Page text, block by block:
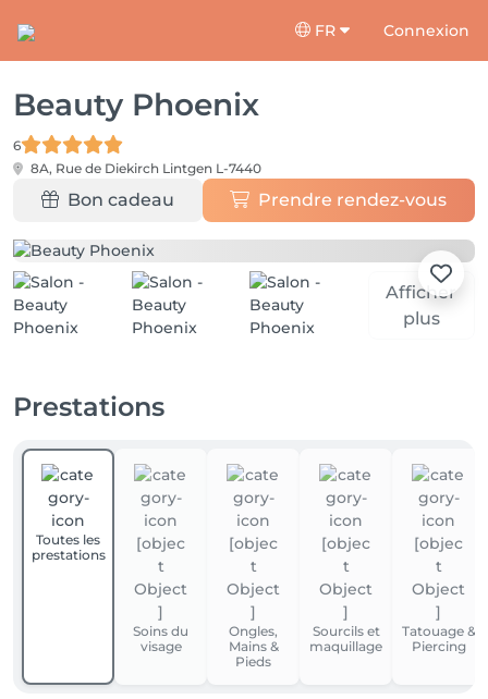
FR Connexion
Beauty Phoenix
6
8A, Rue de Diekirch Lintgen L-7440
Bon cadeau Prendre rendez-vous
Afficher
plus
Prestations
Toutes les
prestations
Soins du
visage
Ongles,
Mains &
Pieds
Sourcils et
maquillage
Tatouage &
Piercing